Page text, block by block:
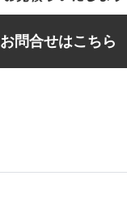
問合せはこちら